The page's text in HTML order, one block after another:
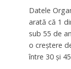
Datele
arată că 1
sub 55 de
o creștere
între 30 și